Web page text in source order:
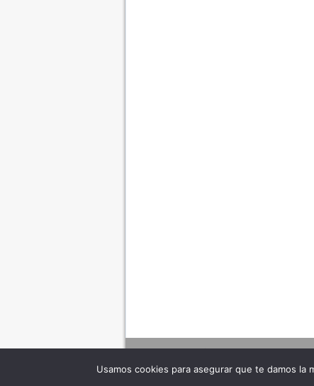
Usamos cookies para asegurar que te damos